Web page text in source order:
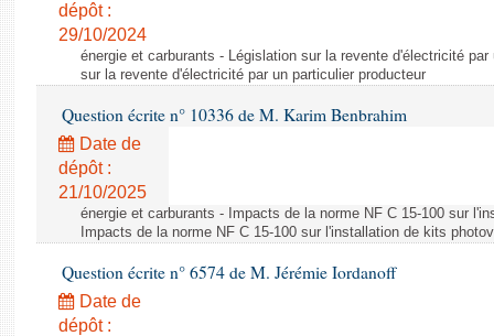
dépôt :
29/10/2024
énergie et carburants - Législation sur la revente d'électricité
sur la revente d'électricité par un particulier producteur
Question écrite n° 10336 de M. Karim Benbrahim
Date de
dépôt :
21/10/2025
énergie et carburants - Impacts de la norme NF C 15-100 sur
Impacts de la norme NF C 15-100 sur l'installation de kits
Question écrite n° 6574 de M. Jérémie Iordanoff
Date de
dépôt :